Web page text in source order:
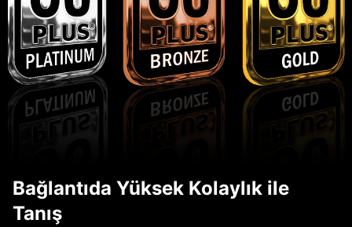
Bağlantıda Yüksek Kolaylık ile
Tanış